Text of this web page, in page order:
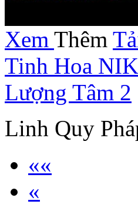
Xem Thêm
Tinh Hoa
Lượng Tâm 2
Linh Quy
««
«